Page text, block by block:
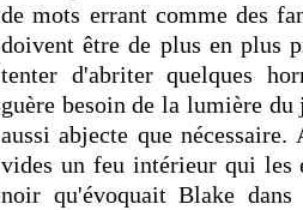
de mots errant comme des
doivent être de plus en plus
tenter d'abriter quelques
guère besoin de la lumière
aussi abjecte que
vides un feu intérieur qui les
noir qu'évoquait Blake